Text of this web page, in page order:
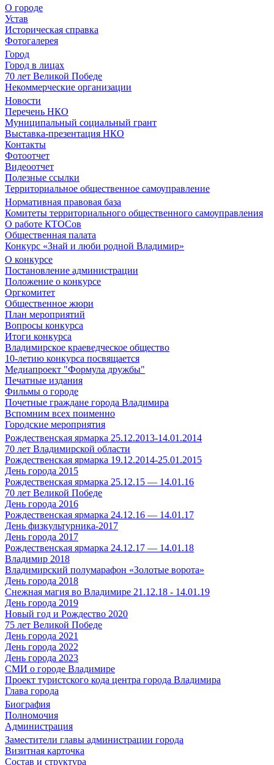
О городе
Устав
Историческая справка
Фотогалерея
Город
Город в лицах
70 лет Великой Победе
Некоммерческие организации
Новости
Перечень НКО
Муниципальный социальный грант
Выставка-презентация НКО
Контакты
Фотоотчет
Видеоотчет
Полезные ссылки
Территориальное общественное самоуправление
Нормативная правовая база
Комитеты территориального общественного самоуправления
О работе КТОСов
Общественная палата
Конкурс «Знай и люби родной Владимир»
О конкурсе
Постановление администрации
Положение о конкурсе
Оргкомитет
Общественное жюри
План мероприятий
Вопросы конкурса
Итоги конкурса
Владимирское краеведческое общество
10-летию конкурса посвящается
Медиапроект "Формула дружбы"
Печатные издания
Фильмы о городе
Почетные граждане города Владимира
Вспомним всех поименно
Городские мероприятия
Рождественская ярмарка 25.12.2013-14.01.2014
70 лет Владимирской области
Рождественская ярмарка 19.12.2014-25.01.2015
День города 2015
Рождественская ярмарка 25.12.15 — 14.01.16
70 лет Великой Победе
День города 2016
Рождественская ярмарка 24.12.16 — 14.01.17
День физкультурника-2017
День города 2017
Рождественская ярмарка 24.12.17 — 14.01.18
Владимир 2018
Владимирский полумарафон «Золотые ворота»
День города 2018
Снежная магия во Владимире 21.12.18 - 14.01.19
День города 2019
Новый год и Рождество 2020
75 лет Великой Победе
День города 2021
День города 2022
День города 2023
СМИ о городе Владимире
Проект туристского кода центра города Владимира
Глава города
Биография
Полномочия
Администрация
Заместители главы администрации города
Визитная карточка
Состав и структура